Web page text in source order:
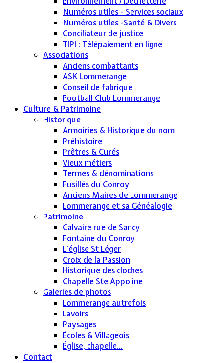
Numéros utiles - Services sociaux
Numéros utiles -Santé & Divers
Conciliateur de justice
TIPI : Télépaiement en ligne
Associations
Anciens combattants
ASK Lommerange
Conseil de fabrique
Football Club Lommerange
Culture & Patrimoine
Historique
Armoiries & Historique du nom
Préhistoire
Prêtres & Curés
Vieux métiers
Termes & dénominations
Fusillés du Conroy
Anciens Maires de Lommerange
Lommerange et sa Généalogie
Patrimoine
Calvaire rue de Sancy
Fontaine du Conroy
L'église St Léger
Croix de la Passion
Historique des cloches
Chapelle Ste Appoline
Galeries de photos
Lommerange autrefois
Lavoirs
Paysages
Écoles & Villageois
Église, chapelle...
Contact